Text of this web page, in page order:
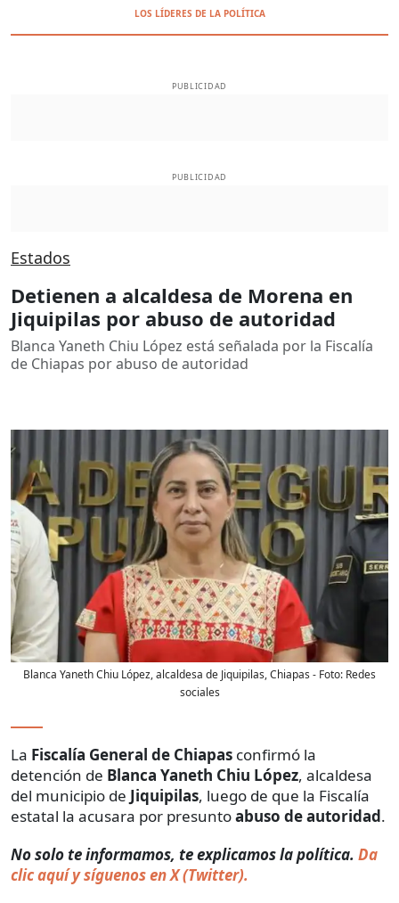
LOS LÍDERES DE LA POLÍTICA
PUBLICIDAD
PUBLICIDAD
Estados
Detienen a alcaldesa de Morena en
Jiquipilas por abuso de autoridad
Blanca Yaneth Chiu López está señalada por la Fiscalía
de Chiapas por abuso de autoridad
Blanca Yaneth Chiu López, alcaldesa de Jiquipilas, Chiapas - Foto: Redes
sociales
La Fiscalía General de Chiapas confirmó la
detención de Blanca Yaneth Chiu López, alcaldesa
del municipio de Jiquipilas, luego de que la Fiscalía
estatal la acusara por presuntoabuso de autoridad.
No solo te informamos, te explicamos la política. Da
clic aquí y síguenos en X (Twitter).